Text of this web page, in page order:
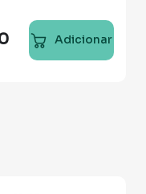
Adicionar